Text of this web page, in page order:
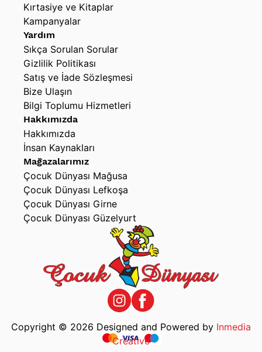
Kırtasiye ve Kitaplar
Kampanyalar
Yardım
Sıkça Sorulan Sorular
Gizlilik Politikası
Satış ve İade Sözleşmesi
Bize Ulaşın
Bilgi Toplumu Hizmetleri
Hakkımızda
Hakkımızda
İnsan Kaynakları
Mağazalarımız
Çocuk Dünyası Mağusa
Çocuk Dünyası Lefkoşa
Çocuk Dünyası Girne
Çocuk Dünyası Güzelyurt
Copyright © 2026 Designed and Powered by Inmedia
Creative